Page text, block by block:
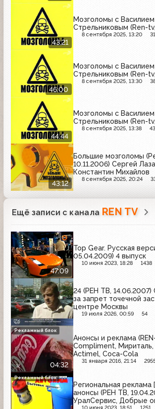
43:21
Мозголомы с Василием
Стрельниковым (Ren-
8 сентября 2025, 13:20
46:00
Мозголомы с Василием
Стрельниковым (Ren-
8 сентября 2025, 13:30
44:44
Мозголомы с Василием
Стрельниковым (Ren-
8 сентября 2025, 13:38
43:12
Большие мозголомы
10.11.2006) Сергей
Константин Михайлов
8 сентября 2025, 20:24
Ещё записи с канала REN TV
47:09
Top Gear. Русская
05.04.2009) 4 выпуск
10 июня 2023, 18:28 1438
24 (РЕН ТВ,
за запрет точечной
центре Москвы
19 июля 2026, 00:59 54
04:32
Анонсы и реклама
Compliment,
Actimel, Coca-Cola
31 января 2016, 21:14
Рекламный блок
Региональная реклама
анонсы (РЕН ТВ,
УралСервис, Добрые
Рекламный блок